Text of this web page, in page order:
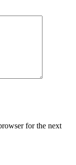
for the next